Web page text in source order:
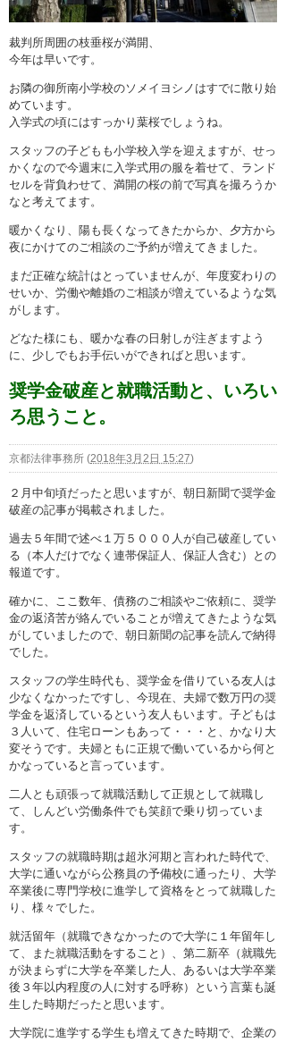
裁判所周囲の枝垂桜が満開、
今年は早いです。
お隣の御所南小学校のソメイヨシノはすでに散り始
めています。
入学式の頃にはすっかり葉桜でしょうね。
スタッフの子どもも小学校入学を迎えますが、せっ
かくなので今週末に入学式用の服を着せて、ランド
セルを背負わせて、満開の桜の前で写真を撮ろうか
なと考えてます。
暖かくなり、陽も長くなってきたからか、夕方から
夜にかけてのご相談のご予約が増えてきました。
まだ正確な統計はとっていませんが、年度変わりの
せいか、労働や離婚のご相談が増えているような気
がします。
どなた様にも、暖かな春の日射しが注ぎますよう
に、少しでもお手伝いができればと思います。
奨学金破産と就職活動と、いろい
ろ思うこと。
京都法律事務所 (2018年3月2日 15:27)
２月中旬頃だったと思いますが、朝日新聞で奨学金
破産の記事が掲載されました。
過去５年間で述べ１万５０００人が自己破産してい
る（本人だけでなく連帯保証人、保証人含む）との
報道です。
確かに、ここ数年、債務のご相談やご依頼に、奨学
金の返済苦が絡んでいることが増えてきたような気
がしていましたので、朝日新聞の記事を読んで納得
でした。
スタッフの学生時代も、奨学金を借りている友人は
少なくなかったですし、今現在、夫婦で数万円の奨
学金を返済しているという友人もいます。子どもは
３人いて、住宅ローンもあって・・・と、かなり大
変そうです。夫婦ともに正規で働いているから何と
かなっていると言っています。
二人とも頑張って就職活動して正規として就職し
て、しんどい労働条件でも笑顔で乗り切っていま
す。
スタッフの就職時期は超氷河期と言われた時代で、
大学に通いながら公務員の予備校に通ったり、大学
卒業後に専門学校に進学して資格をとって就職した
り、様々でした。
就活留年（就職できなかったので大学に１年留年し
て、また就職活動をすること）、第二新卒（就職先
が決まらずに大学を卒業した人、あるいは大学卒業
後３年以内程度の人に対する呼称）という言葉も誕
生した時期だったと思います。
大学院に進学する学生も増えてきた時期で、企業の